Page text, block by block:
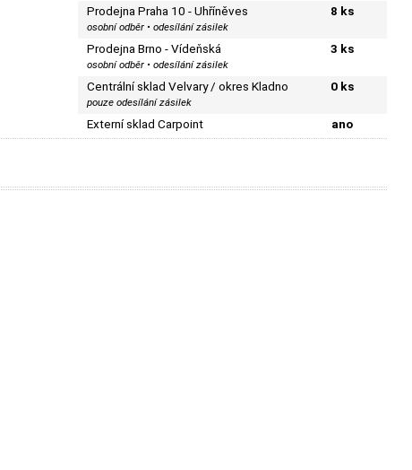
Prodejna Praha 10 - Uhříněves
osobní odběr • odesílání zásilek
8 ks
Prodejna Brno - Vídeňská
osobní odběr • odesílání zásilek
3 ks
Centrální sklad Velvary / okres Kladno
pouze odesílání zásilek
0 ks
Externí sklad Carpoint ano